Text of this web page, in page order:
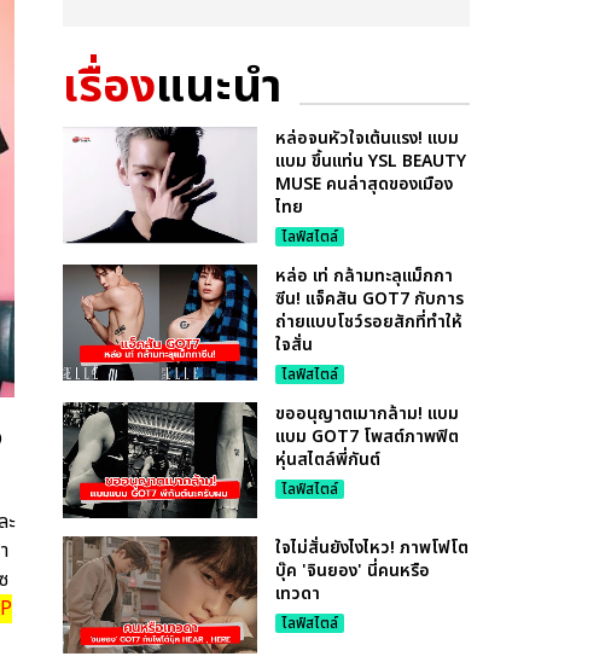
เรื่องแนะนำ
หล่อจนหัวใจเต้นแรง! แบม
แบม ขึ้นแท่น YSL BEAUTY
MUSE คนล่าสุดของเมือง
ไทย
ไลฟ์สไตล์
หล่อ เท่ กล้ามทะลุแม็กกา
ซีน! แจ็คสัน GOT7 กับการ
ถ่ายแบบโชว์รอยสักที่ทำให้
ใจสั่น
ไลฟ์สไตล์
ขออนุญาตเมากล้าม! แบม
แบม GOT7 โพสต์ภาพฟิต
หุ่นสไตล์พี่กันต์
ไลฟ์สไตล์
ใจไม่สั่นยังไงไหว! ภาพโฟโต
บุ๊ค 'จินยอง' นี่คนหรือ
เทวดา
ไลฟ์สไตล์